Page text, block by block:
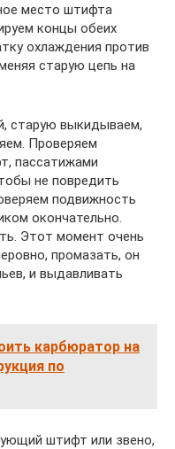
место штифта
концы обеих
охлаждения против
старую цепь на
старую выкидываем,
Проверяем
пассатижами
не повредить
подвижность
окончательно.
Этот момент очень
промазать, он
и выдавливать
карбюратор на
по
штифт или звено,